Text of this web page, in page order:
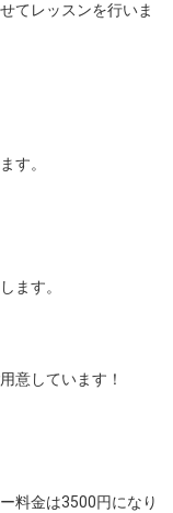
てレッスンを行いま
す。
ます。
意しています！
料金は3500円になり